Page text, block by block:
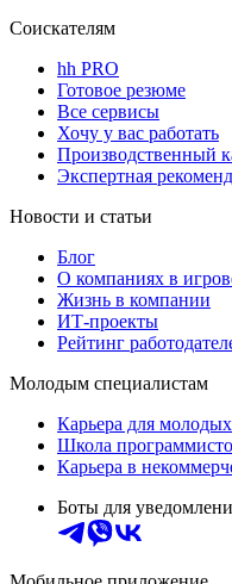
Соискателям
hh PRO
Готовое резюме
Все сервисы
Хочу у вас работать
Производственный
Экспертная
Новости и статьи
Блог
О компаниях в
Жизнь в компании
ИТ-проекты
Рейтинг
Молодым специалистам
Карьера для
Школа
Карьера в
Боты для